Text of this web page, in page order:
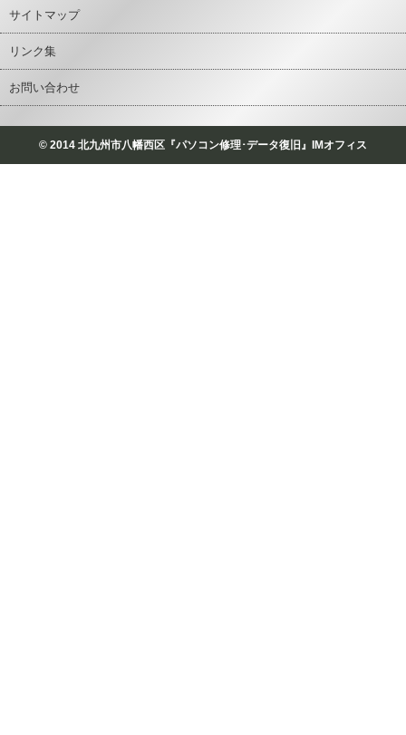
サイトマップ
リンク集
お問い合わせ
© 2014 北九州市八幡西区『パソコン修理･データ復旧』IMオフィス